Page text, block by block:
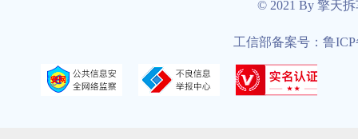
© 2021 By 擎天
工信部备案号：鲁